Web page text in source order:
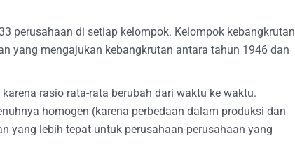
perusahaan di setiap kelompok. Kelompok kebangkrutan
yang mengajukan kebangkrutan antara tahun 1946 dan
rasio rata-rata berubah dari waktu ke waktu.
homogen (karena perbedaan dalam produksi dan
yang lebih tepat untuk perusahaan-perusahaan yang